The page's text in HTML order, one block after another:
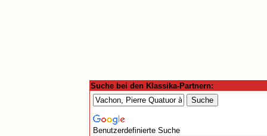
Suche bei den Klassika-Partnern:
Benutzerdefinierte Suche